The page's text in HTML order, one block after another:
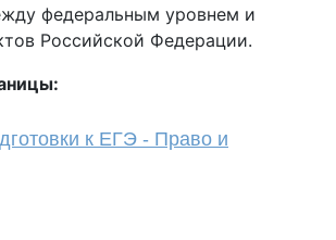
федеральным уровнем и
Российской Федерации.
к ЕГЭ - Право и